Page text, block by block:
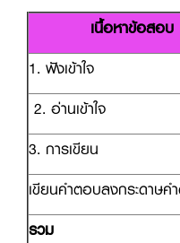
เนื้อหาข้อสอบ
1. ฟังเข้าใจ
2. อ่านเข้าใจ
3. การเขียน
เขียนคำตอบลงกระดาษค
รวม